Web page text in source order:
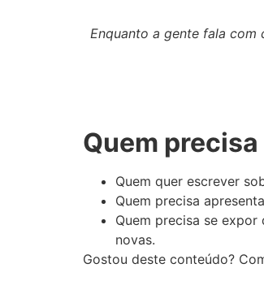
Enquanto a gente fala com
Quem
Quem quer escrever
Quem precisa
Quem precisa se
novas.
Gostou deste conteúdo?